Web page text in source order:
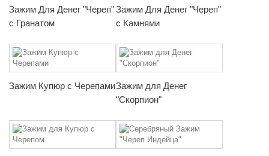
Зажим Для Денег "Череп"
с Гранатом
Зажим Для Денег "Череп"
с Камнями
Зажим Купюр с ЧерепамиЗажим для Денег
"Скорпион"